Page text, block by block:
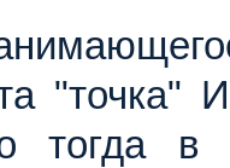
"точка"
тогда в